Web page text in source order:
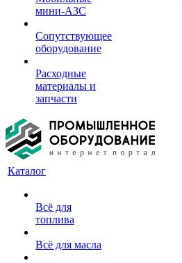
мини-АЗС
Сопутствующее
оборудование
Расходные
материалы и
запчасти
Каталог
Всё для
топлива
Всё для масла